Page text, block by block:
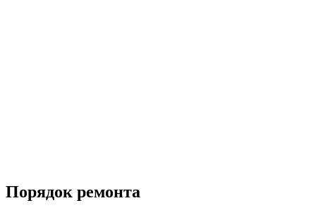
Порядок ремонта